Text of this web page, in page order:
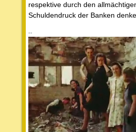
respektive durch den
Schuldendruck der Banken
--